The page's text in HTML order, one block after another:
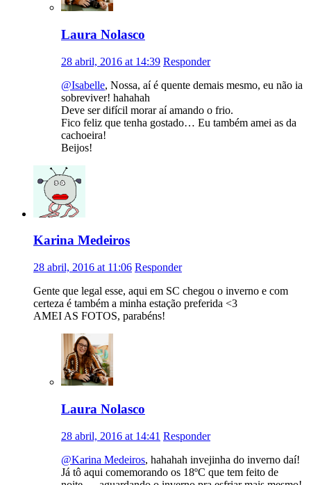
Laura Nolasco
28 abril, 2016 at 14:39 Responder
@Isabelle, Nossa, aí é quente demais mesmo, eu não ia
sobreviver! hahahah
Deve ser difícil morar aí amando o frio.
Fico feliz que tenha gostado… Eu também amei as da
cachoeira!
Beijos!
Karina Medeiros
28 abril, 2016 at 11:06 Responder
Gente que legal esse, aqui em SC chegou o inverno e com
certeza é também a minha estação preferida <3
AMEI AS FOTOS, parabéns!
Laura Nolasco
28 abril, 2016 at 14:41 Responder
@Karina Medeiros, hahahah invejinha do inverno daí!
Já tô aqui comemorando os 18ºC que tem feito de